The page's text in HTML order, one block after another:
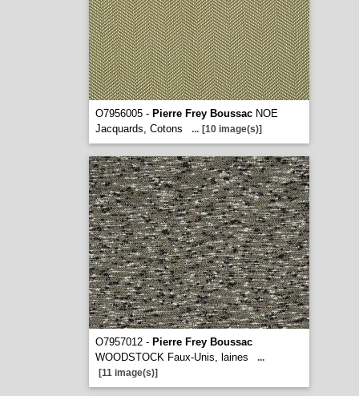
O7956005 - Pierre Frey BoussacNOE
Jacquards, Cotons
... [10 image(s)]
O7957012 - Pierre Frey Boussac
WOODSTOCK Faux-Unis, laines
...
[11 image(s)]